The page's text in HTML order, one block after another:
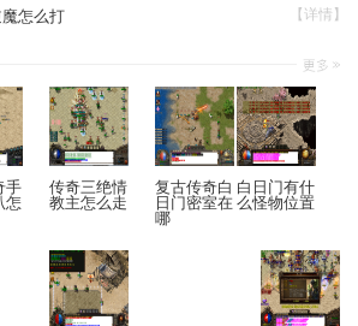
怎么打 【详情】
手
怎
传奇三绝情
教主怎么走
复古传奇白
日门密室在
哪
白日门有什
么怪物位置